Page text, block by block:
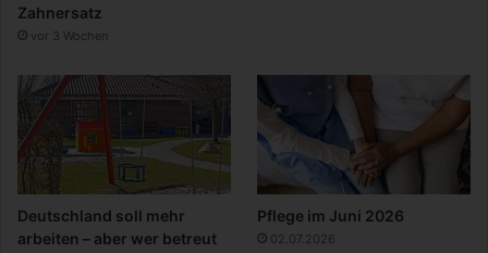
Zahnersatz
vor 3 Wochen
Deutschland soll mehr
arbeiten – aber wer betreut
Pflege im Juni 2026
02.07.2026